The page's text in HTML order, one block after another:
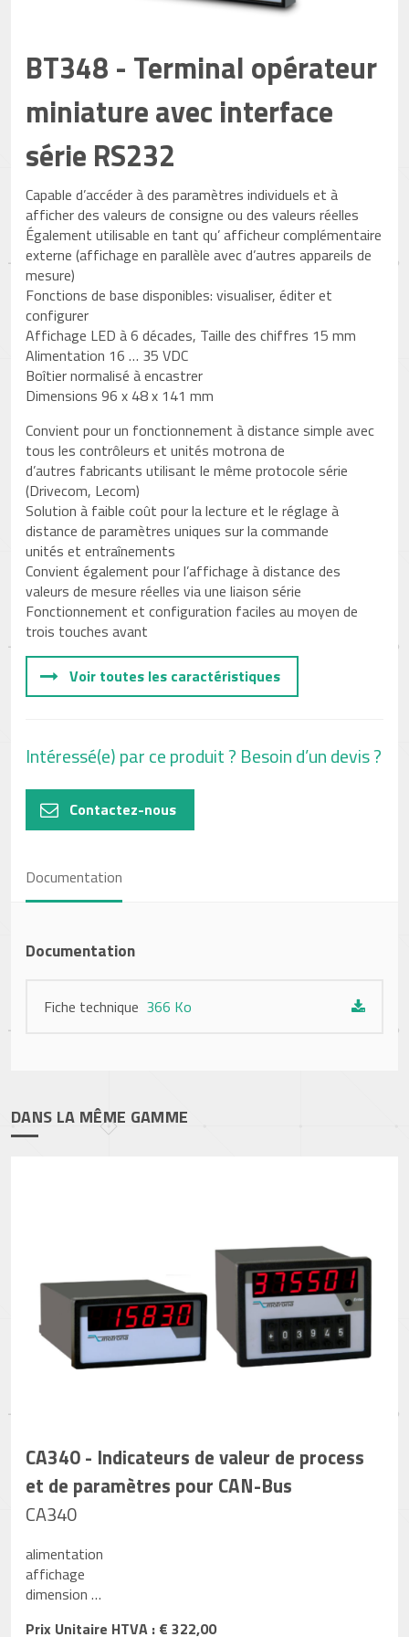
BT348 - Terminal opérateur
miniature avec interface
série RS232
Capable d’accéder à des paramètres individuels et à
afficher des valeurs de consigne ou des valeurs réelles
Également utilisable en tant qu’ afficheur complémentaire
externe (affichage en parallèle avec d’autres appareils de
mesure)
Fonctions de base disponibles: visualiser, éditer et
configurer
Affichage LED à 6 décades, Taille des chiffres 15 mm
Alimentation 16 … 35 VDC
Boîtier normalisé à encastrer
Dimensions 96 x 48 x 141 mm
Convient pour un fonctionnement à distance simple avec
tous les contrôleurs et unités motrona de
d’autres fabricants utilisant le même protocole série
(Drivecom, Lecom)
Solution à faible coût pour la lecture et le réglage à
distance de paramètres uniques sur la commande
unités et entraînements
Convient également pour l’affichage à distance des
valeurs de mesure réelles via une liaison série
Fonctionnement et configuration faciles au moyen de
trois touches avant
Voir toutes les caractéristiques
Intéressé(e) par ce produit ? Besoin d’un devis ?
Contactez-nous
Documentation
Documentation
Fiche technique 366 Ko
DANS LA MÊME GAMME
CA340 - Indicateurs de valeur de process
et de paramètres pour CAN-Bus
CA340
alimentation
affichage
dimension …
Prix Unitaire HTVA : € 322,00